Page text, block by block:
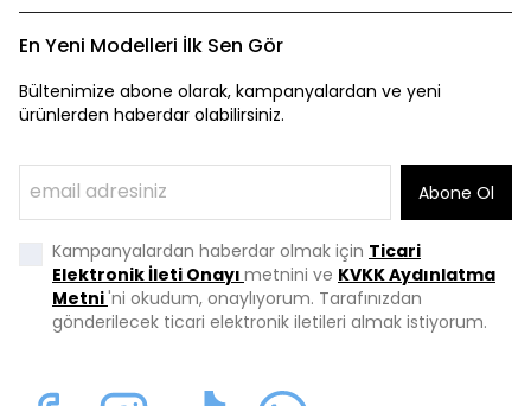
En Yeni Modelleri İlk Sen Gör
Bültenimize abone olarak, kampanyalardan ve yeni
ürünlerden haberdar olabilirsiniz.
Abone Ol
Kampanyalardan haberdar olmak için Ticari
Elektronik İleti Onayı metnini ve KVKK Aydınlatma
Metni'ni okudum, onaylıyorum. Tarafınızdan
gönderilecek ticari elektronik iletileri almak istiyorum.